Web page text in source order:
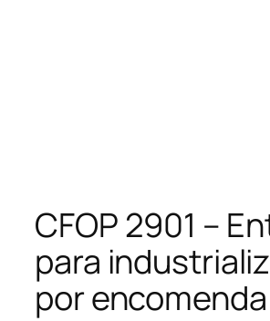
CFOP 2901 –
para
por encomenda